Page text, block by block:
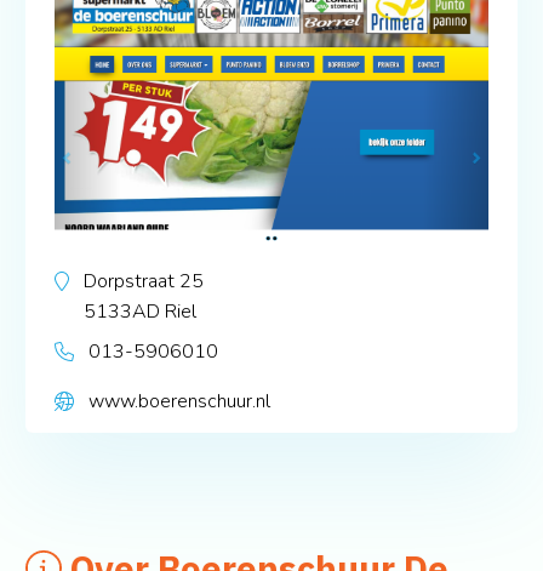
Dorpstraat 25
5133AD Riel
013-5906010
www.boerenschuur.nl